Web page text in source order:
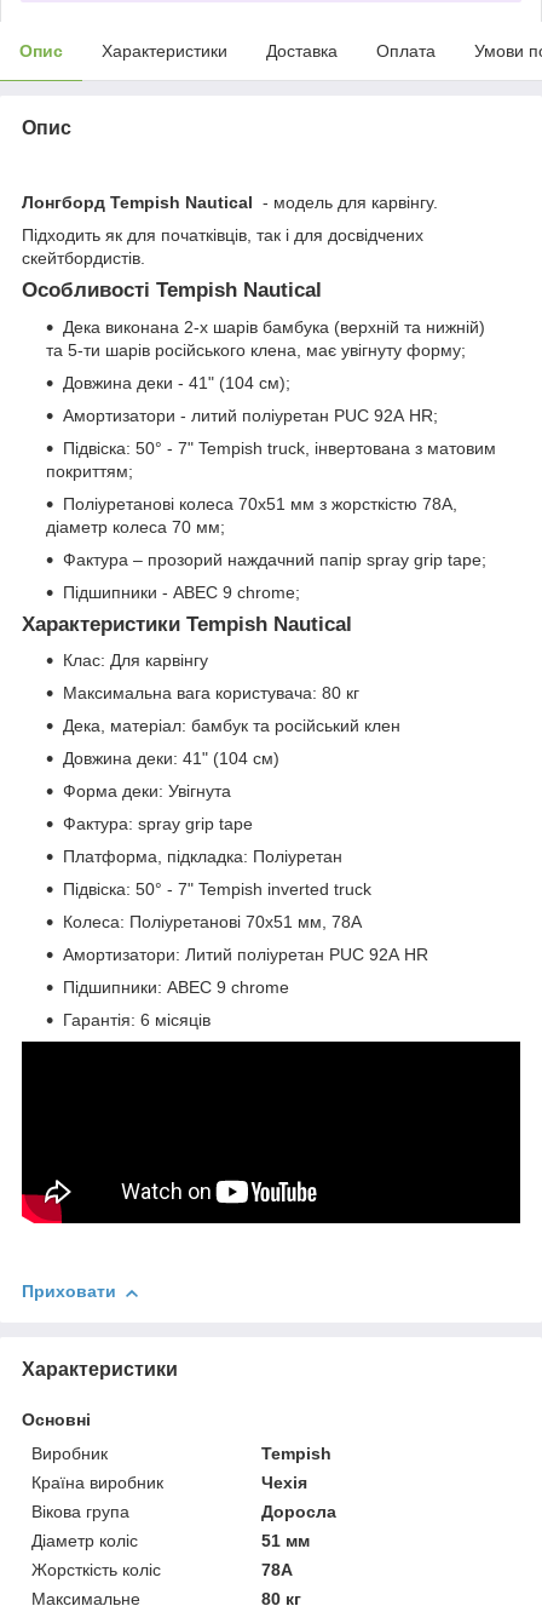
Опис Характеристики Доставка Оплата Умови
Опис
Лонгборд Tempish Nautical - модель для карвінгу.
Підходить як для початківців, так і для досвідчених
скейтбордистів.
Особливості Tempish Nautical
Дека виконана 2-х шарів бамбука (верхній та нижній)
та 5-ти шарів російського клена, має увігнуту форму;
Довжина деки - 41" (104 см);
Амортизатори - литий поліуретан PUC 92А HR;
Підвіска: 50° - 7" Tempish truck, інвертована з матовим
покриттям;
Поліуретанові колеса 70х51 мм з жорсткістю 78А,
діаметр колеса 70 мм;
Фактура – прозорий наждачний папір spray grip tape;
Підшипники - ABEC 9 chrome;
Характеристики Tempish Nautical
Клас: Для карвінгу
Максимальна вага користувача: 80 кг
Дека, матеріал: бамбук та російський клен
Довжина деки: 41" (104 см)
Форма деки: Увігнута
Фактура: spray grip tape
Платформа, підкладка: Поліуретан
Підвіска: 50° - 7" Tempish inverted truck
Колеса: Поліуретанові 70х51 мм, 78А
Амортизатори: Литий поліуретан PUC 92А HR
Підшипники: ABEC 9 chrome
Гарантія: 6 місяців
Приховати
Характеристики
Основні
Виробник
Tempish
Країна виробник
Чехія
Вікова група
Доросла
Діаметр коліс
51 мм
Жорсткість коліс
78А
Максимальне
80 кг